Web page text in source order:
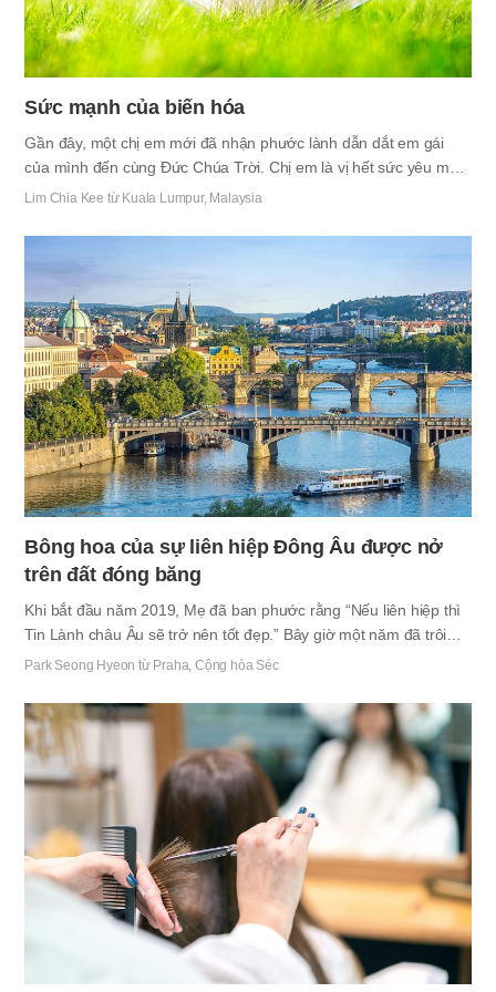
Sức mạnh của biến hóa
Gần đây, một chị em mới đã nhận phước lành dẫn dắt em gái
của mình đến cùng Đức Chúa Trời. Chị em là vị hết sức yêu mến
lời của Đức Chúa Trời. Dầu mỏi mệt nhưng chị em đến Siôn mỗi
lòng mừng rỡ và về nhà chia sẻ lời cho gia đình của chị em.
trước. Tuy nhiên khi chính phủ ra lệnh hạn chế đi lại do Covid-19
thì chúng tôi đã không thể học hoặc thờ phượng ở Siôn. Chị em
rất nản lòng và…
​Lim Chia Kee từ Kuala Lumpur, Malaysia
Bông hoa của sự liên hiệp Đông Âu được nở
trên đất đóng băng
Khi bắt đầu năm 2019, Mẹ đã ban phước rằng “Nếu liên hiệp thì
Tin Lành châu Âu sẽ trở nên tốt đẹp.” Bây giờ một năm đã trôi
qua, tôi cảm thấy lời của Mẹ được thực hiện tại Đông Âu này. Tôi
mùa xuân năm ngoái tôi được đến Séc là quốc gia Đông Âu. Lúc
đó tôi thấy bức tường Tin Lành của châu Âu thật cao. Tôi đau
lòng khi thấy những người không muốn tìm hiểu lời lẽ thật nhưng
chỉ tranh luận bằng tri thức và lý thuyết của mình; tôi còn rớt
nước mắt vì vừa xót xa vừa…
Park Seong Hyeon từ Praha, Cộng hòa Séc